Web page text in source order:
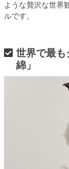
ような贅沢な世界
ルです。
世界で最も
綿」